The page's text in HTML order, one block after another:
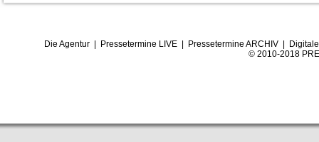
Die Agentur| Pressetermine LIVE| Pressetermine ARCHIV|
© 2010-2018